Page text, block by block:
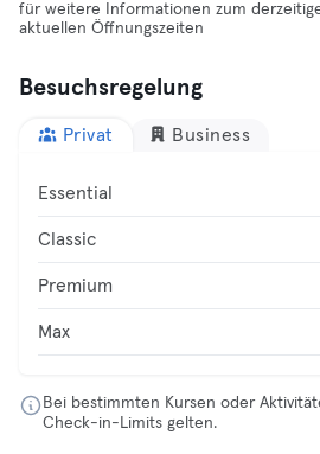
für weitere Informationen zum
aktuellen Öffnungszeiten
Besuchsregelung
Privat Business
Essential
Classic
Premium
Max
Bei bestimmten Kursen oder
Check-in-Limits gelten.